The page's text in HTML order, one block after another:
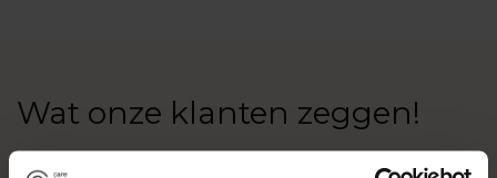
Wat onze klanten zeggen!